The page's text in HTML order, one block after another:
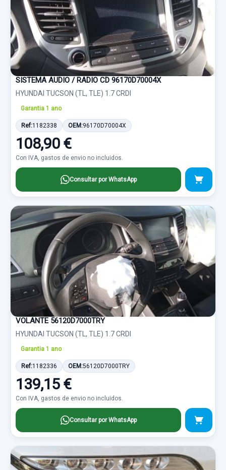
SISTEMA AUDIO / RADIO CD 96170D70004X
HYUNDAI TUCSON (TL, TLE) 1.7 CRDI
Garantia 1 ano
Ref:1182338 OEM:96170D70004X
108,90 €
Con IVA, gastos de envio no incluidos.
Consultar por WhatsApp
VOLANTE 56120D7000TRY
HYUNDAI TUCSON (TL, TLE) 1.7 CRDI
Garantia 1 ano
Ref:1182336 OEM:56120D7000TRY
139,15 €
Con IVA, gastos de envio no incluidos.
Consultar por WhatsApp